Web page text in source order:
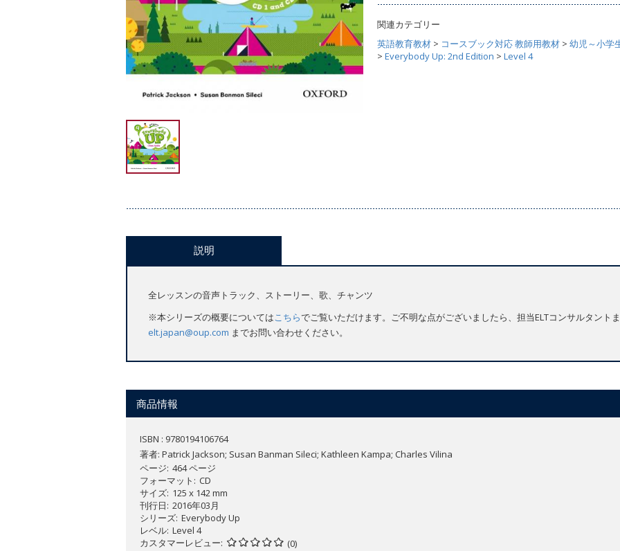
関連カテゴリー
英語教育教材 > コースブック対応 教師用教材 > 幼児～小学
> Everybody Up: 2nd Edition > Level 4
説明
全レッスンの音声トラック、ストーリー、歌、チャンツ
※本シリーズの概要についてはこちらでご覧いただけます。ご不明な点がございましたら、担当ELTコンサルタント
elt.japan@oup.com までお問い合わせください。
商品情報
ISBN : 9780194106764
著者: Patrick Jackson; Susan Banman Sileci; Kathleen Kampa; Charles Vilina
ページ 464 ページ
フォーマット
CD
サイズ 125 x 142 mm
刊行日 2016年03月
シリーズ Everybody Up
レベル Level 4
カスタマーレビュー
(0)